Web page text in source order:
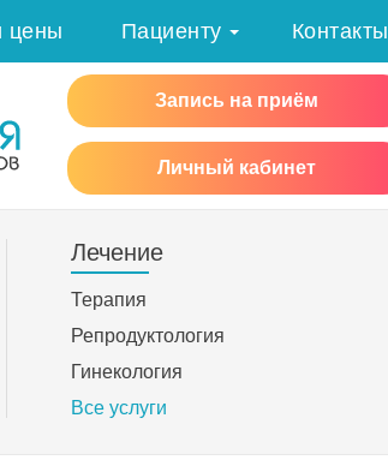
цены Пациенту Контакты
Запись на приём
Личный кабинет
Лечение
Терапия
Репродуктология
Гинекология
Все услуги